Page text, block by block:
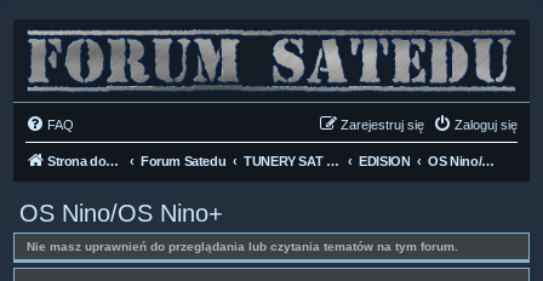
FAQ Zaloguj się
Zarejestruj się
Strona domowa Forum Satedu TUNERY SAT HD-LINUX EDISION OS Nino/OS Nino+
OS Nino/OS Nino+
Nie masz uprawnień do przeglądania lub czytania tematów na tym forum.